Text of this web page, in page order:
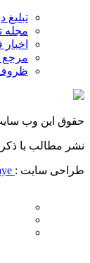
تبلیغ
مجله
مرجع
حقوق این وب
نشر مطالب با ذکر
طراحی سایت :